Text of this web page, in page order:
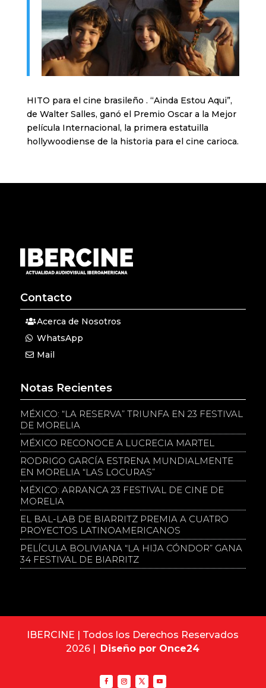
HITO para el cine brasileño . “Ainda Estou Aqui”,
de Walter Salles, ganó el Premio Oscar a la Mejor
película Internacional, la primera estatuilla
hollywoodiense de la historia para el cine carioca.
Contacto
Acerca de Nosotros
WhatsApp
Mail
Notas Recientes
MÉXICO: “LA RESERVA” TRIUNFA EN 23 FESTIVAL
DE MORELIA
MÉXICO RECONOCE A LUCRECIA MARTEL
RODRIGO GARCÍA ESTRENA MUNDIALMENTE
EN MORELIA “LAS LOCURAS”
MÉXICO: ARRANCA 23 FESTIVAL DE CINE DE
MORELIA
EL BAL-LAB DE BIARRITZ PREMIA A CUATRO
PROYECTOS LATINOAMERICANOS
PELÍCULA BOLIVIANA “LA HIJA CÓNDOR” GANA
34 FESTIVAL DE BIARRITZ
IBERCINE | Todos los Derechos Reservados
2026 | Diseño por Once24